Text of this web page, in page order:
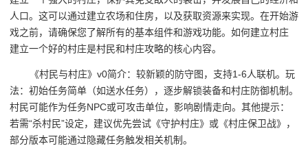
人口。这可以通过建立农场和住房，以及获取资源来实现。在开始游
戏之前，请确保您了解所有的基本组件和游戏功能。如何建立村庄
建立一个好的村庄是村民和村庄攻略的核心内容。
《村民与村庄》v0简介：较新颖的防守图，支持1-6人联机。玩
法：初始任务简单（如送水任务），逐步解锁装备和村庄防御机制。
村民可能作为任务NPC或可攻击单位，影响剧情走向。其他提示：
若需“杀村民”设定，建议优先尝试《守护村庄》或《村庄保卫战》，
部分版本可能通过隐藏任务触发相关机制。